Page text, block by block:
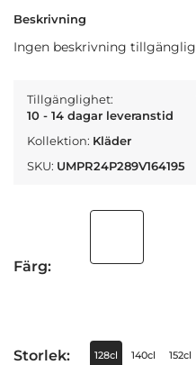
Beskrivning
Ingen beskrivning tillgänglig
Tillgänglighet:
10 - 14 dagar leveranstid
Kollektion: Kläder
SKU: UMPR24P289V164195
Färg:
Storlek: 128cl 140cl 152cl